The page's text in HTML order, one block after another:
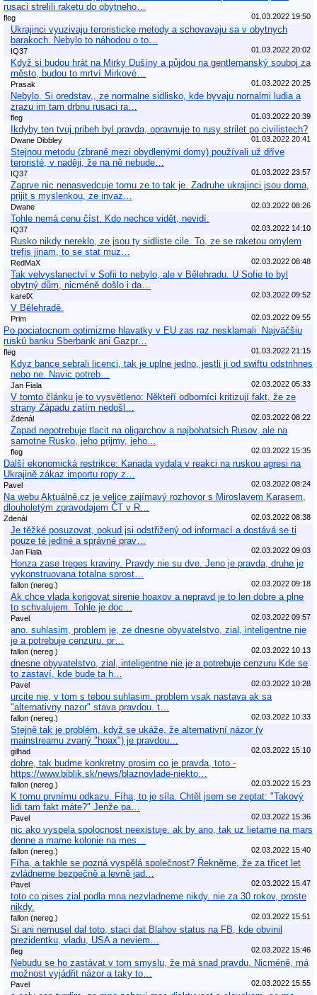
rusaci strelili raketu do obytneho…
fleg 01.03.2022 19:50
Ukrajinci vyuzivaju teroristicke metody a schovavaju sa v obytnych
barakoch. Nebylo to náhodou o to…
IQ37 01.03.2022 20:02
Když si budou hrát na Mirky Dušíny a půjdou na gentlemanský souboj za
město, budou to mrtví Mirkové…
Prasak 01.03.2022 20:25
Nebylo. Si oredstav,, ze normalne sidlisko, kde byvaju nornalmi ludia a
zrazu im tam drbnu rusaci ra…
fleg 01.03.2022 20:39
Ikdyby ten tvuj pribeh byl pravda, opravnuje to rusy strilet po civilistech?
Dwane Dibbley 01.03.2022 20:41
Stejnou metodu (zbraně mezi obydlenými domy) používali už dříve
teroristé, v naději, že na ně nebude…
IQ37 01.03.2022 23:57
Zaprve nic nenasvedcuje tomu ze to tak je. Zadruhe ukrajinci jsou doma,
prijit s myslenkou, ze invaz…
Dwane 02.03.2022 08:26
Tohle nemá cenu číst. Kdo nechce vidět, nevidí.
IQ37 02.03.2022 14:10
Rusko nikdy nereklo, ze jsou ty sidliste cile. To, ze se raketou omylem
trefis jinam, to se stat muz…
RedMaX 02.03.2022 08:48
Tak velvyslanectví v Sofii to nebylo, ale v Bělehradu. U Sofie to byl
obytný dům, nicméně došlo i da…
karelX 02.03.2022 09:52
V Bělehradě.
Prim 02.03.2022 09:55
Po pociatocnom optimizme hlavatky v EU zas raz nesklamali. Najväčšiu
ruskú banku Sberbank ani Gazpr…
fleg 01.03.2022 21:15
Kdyz bance sebrali licenci, tak je uplne jedno, jestli ji od swiftu odstrihnes
nebo ne. Navic potreb…
Jan Fiala 02.03.2022 05:33
V tomto článku je to vysvětleno: Někteří odborníci kritizují fakt, že ze
strany Západu zatím nedošl…
Zdenál 02.03.2022 08:22
Zapad nepotrebuje tlacit na oligarchov a najbohatsich Rusov, ale na
samotne Rusko, jeho prijmy, jeho…
fleg 02.03.2022 15:35
Další ekonomická restrikce: Kanada vydala v reakci na ruskou agresi na
Ukrajině zákaz importu ropy z…
Pavel 02.03.2022 08:24
Na webu Aktuálně.cz je velice zajímavý rozhovor s Miroslavem Karasem,
dlouholetým zpravodajem ČT v R…
Zdenál 02.03.2022 08:38
Je těžké posuzovat, pokud jsi odstřižený od informací a dostává se ti
pouze té jediné a správné prav…
Jan Fiala 02.03.2022 09:03
Honza zase trepes kraviny. Pravdy nie su dve. Jeno je pravda, druhe je
vykonstruovana totalna sprost…
fallon (nereg.) 02.03.2022 09:18
Ak chce vlada korigovat sirenie hoaxov a nepravd je to len dobre a plne
to schvalujem. Tohle je doc…
Pavel 02.03.2022 09:57
ano. suhlasim, problem je, ze dnesne obyvatelstvo, zial, inteligentne nie
je a potrebuje cenzuru. pr…
fallon (nereg.) 02.03.2022 10:13
dnesne obyvatelstvo, zial, inteligentne nie je a potrebuje cenzuru Kde se
to zastaví, kde bude ta h…
Pavel 02.03.2022 10:28
urcite nie, v tom s tebou suhlasim. problem vsak nastava ak sa
"alternativny nazor" stava pravdou. t…
fallon (nereg.) 02.03.2022 10:33
Stejně tak je problém, když se ukáže, že alternativní názor (v
mainstreamu zvaný "hoax") je pravdou…
gilhad 02.03.2022 15:10
dobre, tak budme konkretny prosim co je pravda, toto -
https://www.biblik.sk/news/blaznovlade-niekto…
fallon (nereg.) 02.03.2022 15:23
K tomu prvnímu odkazu. Fíha, to je síla. Chtěl jsem se zeptat: "Takový
lidi tam fakt máte?" Jenže pa…
Pavel 02.03.2022 15:36
nic ako vyspela spolocnost neexistuje. ak by ano, tak uz lietame na mars
denne a mame kolonie na mes…
fallon (nereg.) 02.03.2022 15:40
Fíha, a takhle se pozná vyspělá společnost? Řekněme, že za třicet let
zvládneme bezpečně a levně jad…
Pavel 02.03.2022 15:47
toto co pises zial podla mna nezvladneme nikdy. nie za 30 rokov, proste
nikdy.
fallon (nereg.) 02.03.2022 15:51
Si ani nemusel dal toto, staci dat Blahov status na FB, kde obvinil
prezidentku, vladu, USA a neviem…
fleg 02.03.2022 15:46
Nebudu se ho zastávat v tom smyslu, že má snad pravdu. Nicméně, má
možnost vyjádřit názor a taky to…
Pavel 02.03.2022 15:55